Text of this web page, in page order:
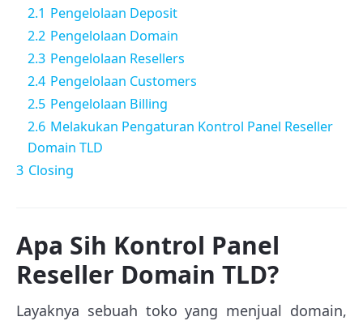
2.1 Pengelolaan Deposit
2.2 Pengelolaan Domain
2.3 Pengelolaan Resellers
2.4 Pengelolaan Customers
2.5 Pengelolaan Billing
2.6 Melakukan Pengaturan Kontrol Panel Reseller
Domain TLD
3 Closing
Apa Sih Kontrol Panel
Reseller Domain TLD?
Layaknya sebuah toko yang menjual domain,